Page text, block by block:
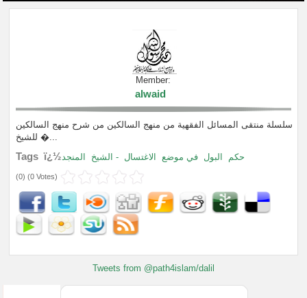
Member:
alwaid
سلسلة منتقى المسائل الفقهية من منهج السالكين من شرح منهج السالكين
للشيخ �...
Tags ï¿½ حكم البول في موضع الاغتسال - الشيخ المنجد
(0) (0 Votes)
Tweets from @path4islam/dalil